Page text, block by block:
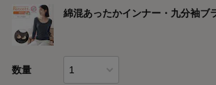
綿混あったかインナー・九分袖ブ
数量